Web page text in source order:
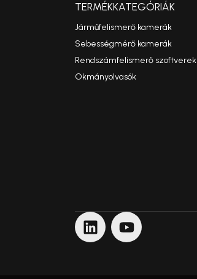
TERMÉKKATEGÓRIÁK
Járműfelismerő kamerák
Sebességmérő kamerák
Rendszámfelismerő szoftverek
Okmányolvasók